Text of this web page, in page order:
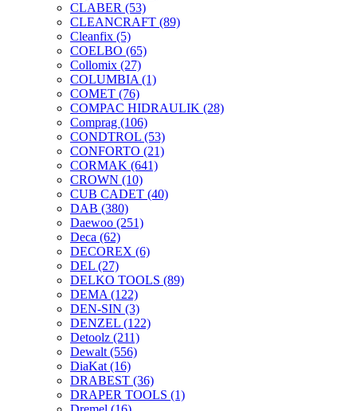
CLABER (53)
CLEANCRAFT (89)
Cleanfix (5)
COELBO (65)
Collomix (27)
COLUMBIA (1)
COMET (76)
COMPAC HIDRAULIK (28)
Comprag (106)
CONDTROL (53)
CONFORTO (21)
CORMAK (641)
CROWN (10)
CUB CADET (40)
DAB (380)
Daewoo (251)
Deca (62)
DECOREX (6)
DEL (27)
DELKO TOOLS (89)
DEMA (122)
DEN-SIN (3)
DENZEL (122)
Detoolz (211)
Dewalt (556)
DiaKat (16)
DRABEST (36)
DRAPER TOOLS (1)